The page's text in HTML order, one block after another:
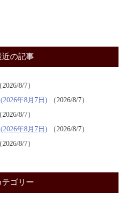
近の記事
2026/8/7
年8月7日)
2026/8/7
2026/8/7
年8月7日)
2026/8/7
2026/8/7
テゴリー